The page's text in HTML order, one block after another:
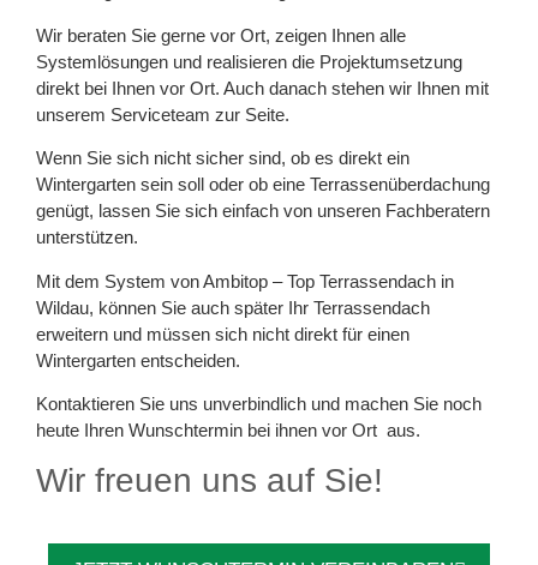
Wir beraten Sie gerne vor Ort, zeigen Ihnen alle
Systemlösungen und realisieren die Projektumsetzung
direkt bei Ihnen vor Ort. Auch danach stehen wir Ihnen mit
unserem Serviceteam zur Seite.
Wenn Sie sich nicht sicher sind, ob es direkt ein
Wintergarten sein soll oder ob eine Terrassenüberdachung
genügt, lassen Sie sich einfach von unseren Fachberatern
unterstützen.
Mit dem System von Ambitop – Top Terrassendach in
Wildau, können Sie auch später Ihr Terrassendach
erweitern und müssen sich nicht direkt für einen
Wintergarten entscheiden.
Kontaktieren Sie uns unverbindlich und machen Sie noch
heute Ihren Wunschtermin bei ihnen vor Ort aus.
Wir freuen uns auf Sie!